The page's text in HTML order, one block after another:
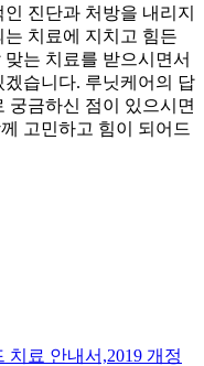
진단과 처방을 내리지
치료에 지치고 힘든
는 치료를 받으시면서
습니다. 루닛케어의 답
궁금하신 점이 있으시면
고민하고 힘이 되어드
료 안내서,2019 개정